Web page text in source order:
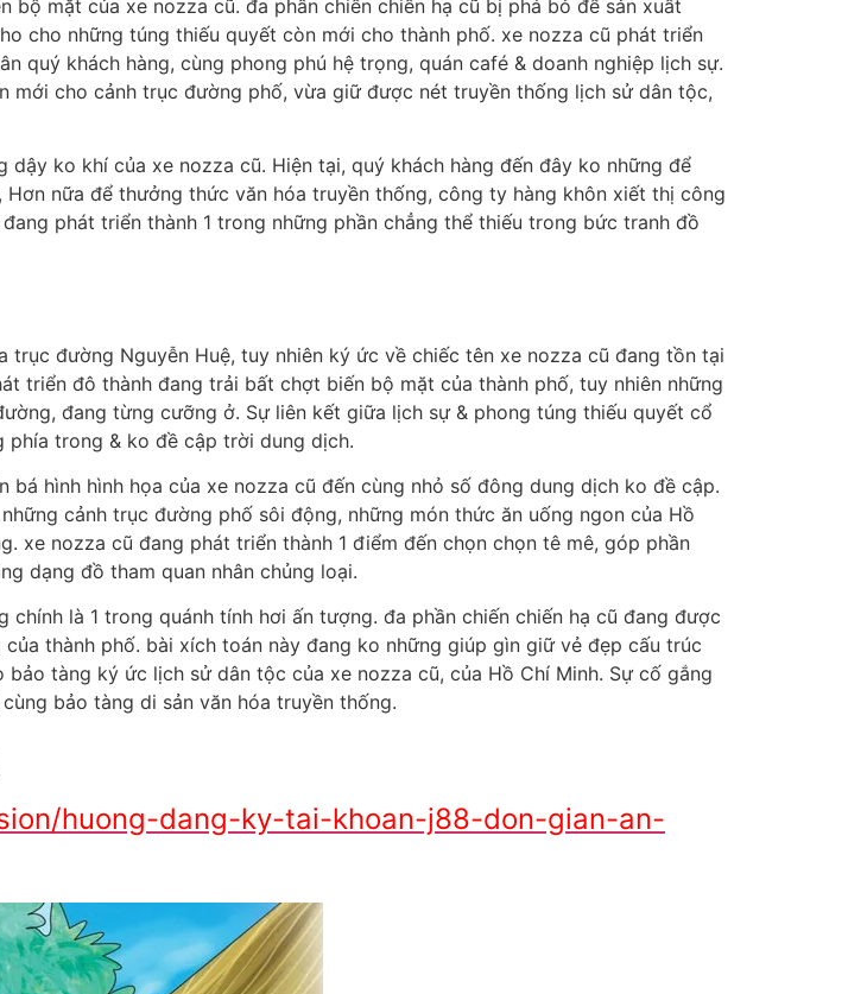
mặt của xe nozza cũ. đa phần chiến chiến hạ cũ bị phá bỏ để sản xuất
cho những túng thiếu quyết còn mới cho thành phố. xe nozza cũ phát triển
quý khách hàng, cùng phong phú hệ trọng, quán café & doanh nghiệp lịch sự.
mới cho cảnh trục đường phố, vừa giữ được nét truyền thống lịch sử dân tộc,
ko khí của xe nozza cũ. Hiện tại, quý khách hàng đến đây ko những để
nữa để thưởng thức văn hóa truyền thống, công ty hàng khôn xiết thị công
phát triển thành 1 trong những phần chẳng thể thiếu trong bức tranh đồ
đường Nguyễn Huệ, tuy nhiên ký ức về chiếc tên xe nozza cũ đang tồn tại
triển đô thành đang trải bất chợt biến bộ mặt của thành phố, tuy nhiên những
đang từng cưỡng ở. Sự liên kết giữa lịch sự & phong túng thiếu quyết cổ
phía trong & ko đề cập trời dung dịch.
hình hình họa của xe nozza cũ đến cùng nhỏ số đông dung dịch ko đề cập.
cảnh trục đường phố sôi động, những món thức ăn uống ngon của Hồ
xe nozza cũ đang phát triển thành 1 điểm đến chọn chọn tê mê, góp phần
dạng đồ tham quan nhân chủng loại.
là 1 trong quánh tính hơi ấn tượng. đa phần chiến chiến hạ cũ đang được
thành phố. bài xích toán này đang ko những giúp gìn giữ vẻ đẹp cấu trúc
tàng ký ức lịch sử dân tộc của xe nozza cũ, của Hồ Chí Minh. Sự cố gắng
bảo tàng di sản văn hóa truyền thống.
huong-dang-ky-tai-khoan-j88-don-gian-an-